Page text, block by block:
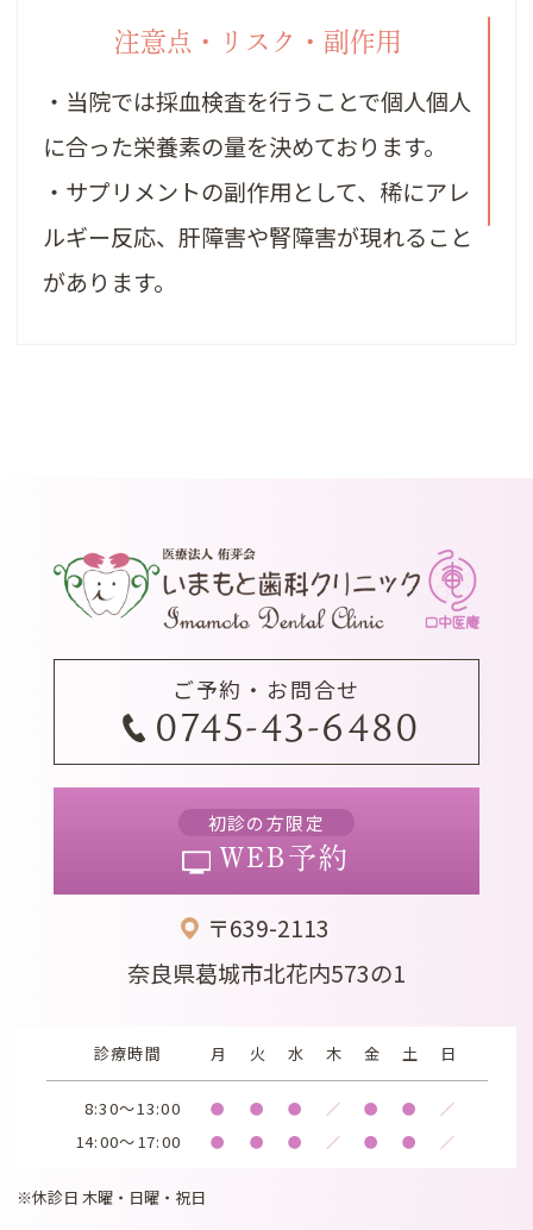
注意点・リスク・副作用
・当院では採血検査を行うことで個人個人
に合った栄養素の量を決めております。
・サプリメントの副作用として、稀にアレ
ルギー反応、肝障害や腎障害が現れること
があります。
ご予約・お問合せ
0745-43-6480
初診の方限定
WEB予約
〒639-2113
奈良県葛城市北花内573の1
診療時間 月 火 水 木 金 土 日
8:30～13:00 ● ● ● ／ ● ● ／
14:00～17:00 ● ● ● ／ ● ● ／
※休診日 木曜・日曜・祝日